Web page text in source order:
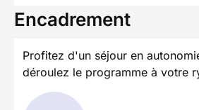
Encadrement
Profitez d'un séjour en
déroulez le programme à votre